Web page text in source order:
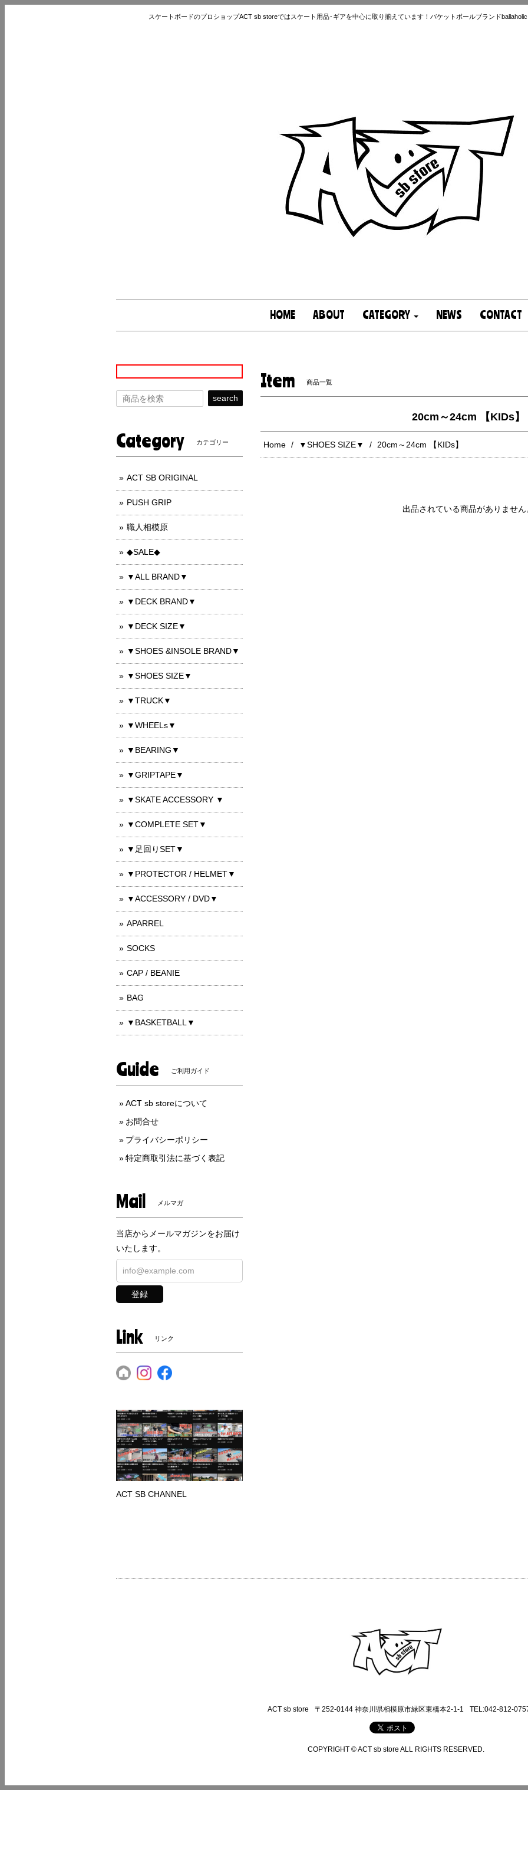
スケートボードのプロショップACT sb storeではスケート用品･ギアを中心に取り揃えています！バケットボールブランド
HOME ABOUT CATEGORY NEWS CONTACT
Item 商品一覧
20cm～24cm 【KIDs】
Home ▼SHOES SIZE▼ 20cm～24cm 【KIDs】
出品されている商品がありません
search
Category カテゴリー
ACT SB ORIGINAL
PUSH GRIP
職人相模原
◆SALE◆
▼ALL BRAND▼
▼DECK BRAND▼
▼DECK SIZE▼
▼SHOES &INSOLE BRAND▼
▼SHOES SIZE▼
▼TRUCK▼
▼WHEELs▼
▼BEARING▼
▼GRIPTAPE▼
▼SKATE ACCESSORY ▼
▼COMPLETE SET▼
▼足回りSET▼
▼PROTECTOR / HELMET▼
▼ACCESSORY / DVD▼
APARREL
SOCKS
CAP / BEANIE
BAG
▼BASKETBALL▼
Guide ご利用ガイド
ACT sb storeについて
お問合せ
プライバシーポリシー
特定商取引法に基づく表記
Mail メルマガ
当店からメールマガジンをお届け
いたします。
登録
Link リンク
ACT SB CHANNEL
ACT sb store 〒252-0144 神奈川県相模原市緑区東橋本2-1-1 TEL:042-812-
COPYRIGHT © ACT sb store ALL RIGHTS RESERVED.